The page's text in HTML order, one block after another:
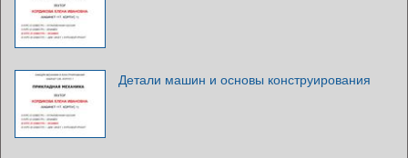
Детали машин и основы конструирования